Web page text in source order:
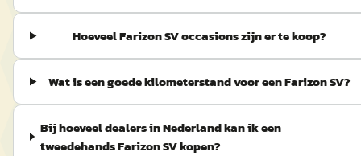
Hoeveel Farizon SV occasions zijn er te koop?
Wat is een goede kilometerstand voor een Farizon SV?
Bij hoeveel dealers in Nederland kan ik een
tweedehands Farizon SV kopen?